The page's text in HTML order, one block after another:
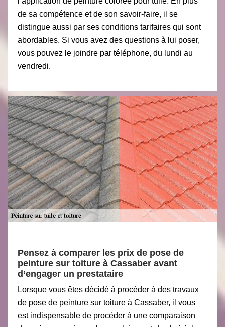
de sa compétence et de son savoir-faire, il se
distingue aussi par ses conditions tarifaires qui sont
abordables. Si vous avez des questions à lui poser,
vous pouvez le joindre par téléphone, du lundi au
vendredi.
Pensez à comparer les prix de pose de
peinture sur toiture à Cassaber avant
d’engager un prestataire
Lorsque vous êtes décidé à procéder à des travaux
de pose de peinture sur toiture à Cassaber, il vous
est indispensable de procéder à une comparaison